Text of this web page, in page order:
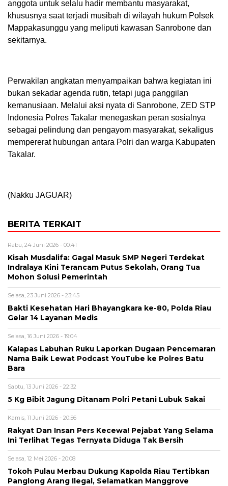
anggota untuk selalu hadir membantu masyarakat,
khususnya saat terjadi musibah di wilayah hukum Polsek
Mappakasunggu yang meliputi kawasan Sanrobone dan
sekitarnya.
Perwakilan angkatan menyampaikan bahwa kegiatan ini
bukan sekadar agenda rutin, tetapi juga panggilan
kemanusiaan. Melalui aksi nyata di Sanrobone, ZED STP
Indonesia Polres Takalar menegaskan peran sosialnya
sebagai pelindung dan pengayom masyarakat, sekaligus
mempererat hubungan antara Polri dan warga Kabupaten
Takalar.
(Nakku JAGUAR)
BERITA TERKAIT
Rabu, 24 Juni 2026 - 00:41
Kisah Musdalifa: Gagal Masuk SMP Negeri Terdekat
Indralaya Kini Terancam Putus Sekolah, Orang Tua
Mohon Solusi Pemerintah
Selasa, 23 Juni 2026 - 23:45
Bakti Kesehatan Hari Bhayangkara ke-80, Polda Riau
Gelar 14 Layanan Medis
Selasa, 16 Juni 2026 - 19:04
Kalapas Labuhan Ruku Laporkan Dugaan Pencemaran
Nama Baik Lewat Podcast YouTube ke Polres Batu
Bara
Sabtu, 13 Juni 2026 - 22:32
5 Kg Bibit Jagung Ditanam Polri Petani Lubuk Sakai
Kamis, 11 Juni 2026 - 20:56
Rakyat Dan Insan Pers Kecewa! Pejabat Yang Selama
Ini Terlihat Tegas Ternyata Diduga Tak Bersih
Selasa, 12 Mei 2026 - 20:08
Tokoh Pulau Merbau Dukung Kapolda Riau Tertibkan
Panglong Arang Ilegal, Selamatkan Manggrove